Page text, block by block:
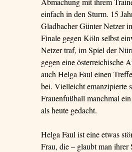
einfach in den Sturm. 15
Gladbacher Günter Netzer
Finale gegen Köln selbst
Netzer traf, im Spiel der
gegen eine österreichische
auch Helga Faul einen
bei. Vielleicht emanzipierte
Frauenfußball manchmal
als heute gedacht.
Helga Faul ist eine etwas
Frau, die – glaubt man ihrer